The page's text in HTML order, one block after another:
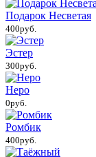
Подарок Несветая
400руб.
Эстер
300руб.
Неро
0руб.
Ромбик
400руб.